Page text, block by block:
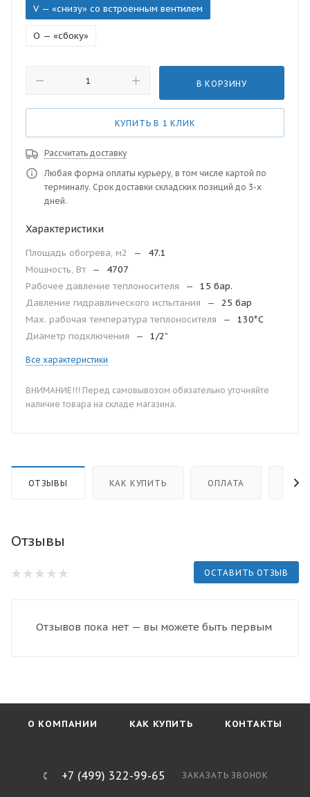
V — «снизу» со встроенным вентилем
O — «сбоку»
В КОРЗИНУ
КУПИТЬ В 1 КЛИК
Рассчитать доставку
Любая форма оплаты курьеру, в том числе картой по
терминалу. Срок доставки складских позиций до 3-х
дней.
Характеристики
Площадь обогрева, м2 —
47.1
Мощность, Вт
—
4707
Рабочее давление теплоносителя
—
15 бар.
Давление гидравлического испытания
—
25 бар
Мax. рабочая температура теплоносителя
—
130°С
Диаметр подключения
— 1/2”
Все характеристики
ВНИМАНИЕ!!! Перед самовывозом обязательно уточняйте
наличие товара на складе магазина.
ОТЗЫВЫ КАК КУПИТЬ ОПЛАТА
Отзывы
ОСТАВИТЬ ОТЗЫВ
Отзывов пока нет — вы можете быть первым
О КОМПАНИИ КАК КУПИТЬ КОНТАКТЫ
+7 (499) 322-99-65 ЗАКАЗАТЬ ЗВОНОК